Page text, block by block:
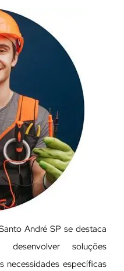
André SP se destaca
soluções
necessidades específicas